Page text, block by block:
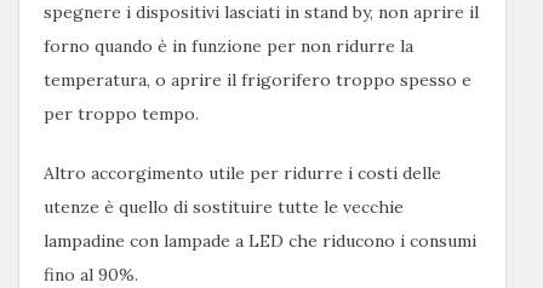
spegnere i dispositivi lasciati in stand by, non aprire il
forno quando è in funzione per non ridurre la
temperatura, o aprire il frigorifero troppo spesso e
per troppo tempo.
Altro accorgimento utile per ridurre i costi delle
utenze è quello di sostituire tutte le vecchie
lampadine con lampade a LED che riducono i consumi
fino al 90%.